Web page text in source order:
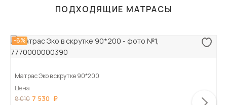
ПОДХОДЯЩИЕ МАТРАСЫ
-6%
Матрас Эко в скрутке 90*200
Цена
8 010 7 530